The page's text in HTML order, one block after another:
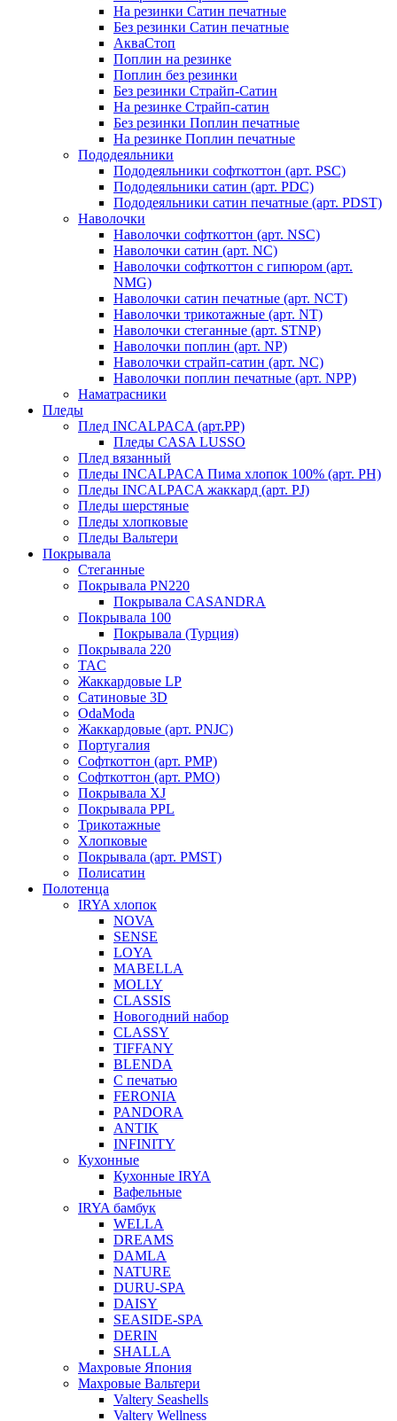
На резинки Сатин печатные
Без резинки Сатин печатные
АкваСтоп
Поплин на резинке
Поплин без резинки
Без резинки Страйп-Сатин
На резинке Страйп-сатин
Без резинки Поплин печатные
На резинке Поплин печатные
Пододеяльники
Пододеяльники софткоттон (арт. PSC)
Пододеяльники сатин (арт. PDC)
Пододеяльники сатин печатные (арт. PDST)
Наволочки
Наволочки софткоттон (арт. NSC)
Наволочки сатин (арт. NC)
Наволочки софткоттон с гипюром (арт.
NMG)
Наволочки сатин печатные (арт. NCT)
Наволочки трикотажные (арт. NT)
Наволочки стеганные (арт. STNP)
Наволочки поплин (арт. NP)
Наволочки страйп-сатин (арт. NC)
Наволочки поплин печатные (арт. NPP)
Наматрасники
Пледы
Плед INCALPACA (арт.PP)
Пледы CASA LUSSO
Плед вязанный
Пледы INCALPACA Пима хлопок 100% (арт. PH)
Пледы INCALPACA жаккард (арт. PJ)
Пледы шерстяные
Пледы хлопковые
Пледы Вальтери
Покрывала
Стеганные
Покрывала PN220
Покрывала CASANDRA
Покрывала 100
Покрывала (Турция)
Покрывала 220
TAC
Жаккардовые LP
Сатиновые 3D
OdaModa
Жаккардовые (арт. PNJC)
Португалия
Софткоттон (арт. PMP)
Софткоттон (арт. PMO)
Покрывала XJ
Покрывала PPL
Трикотажные
Хлопковые
Покрывала (арт. PMST)
Полисатин
Полотенца
IRYA хлопок
NOVA
SENSE
LOYA
MABELLA
MOLLY
CLASSIS
Новогодний набор
CLASSY
TIFFANY
BLENDA
С печатью
FERONIA
PANDORA
ANTIK
INFINITY
Кухонные
Кухонные IRYA
Вафельные
IRYA бамбук
WELLA
DREAMS
DAMLA
NATURE
DURU-SPA
DAISY
SEASIDE-SPA
DERIN
SHALLA
Махровые Япония
Махровые Вальтери
Valtery Seashells
Valtery Wellness